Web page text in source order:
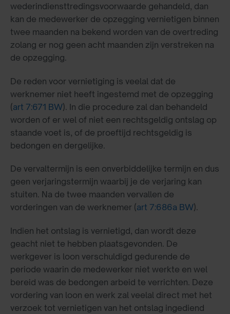
wederindiensttredingsvoorwaarde gehandeld, dan
kan de medewerker de opzegging vernietigen binnen
twee maanden na bekend worden van de overtreding
zolang er nog geen acht maanden zijn verstreken na
de opzegging.
De reden voor vernietiging is veelal dat de
werknemer niet heeft ingestemd met de opzegging
(art 7:671 BW). In die procedure zal dan behandeld
worden of er wel of niet een rechtsgeldig ontslag op
staande voet is, of de proeftijd rechtsgeldig is
bedongen en dergelijke.
De vervaltermijn is een onverbiddelijke termijn en dus
geen verjaringstermijn waarbij je de verjaring kan
stuiten. Na de twee maanden vervallen de
vorderingen van de werknemer (art 7:686a BW).
Indien het ontslag is vernietigd, dan wordt deze
geacht niet te hebben plaatsgevonden. De
werkgever is loon verschuldigd gedurende de
periode waarin de medewerker niet werkte en wel
bereid was de bedongen arbeid te verrichten. Deze
vordering van loon en werk zal veelal direct met het
verzoek tot vernietigen van het ontslag ingediend